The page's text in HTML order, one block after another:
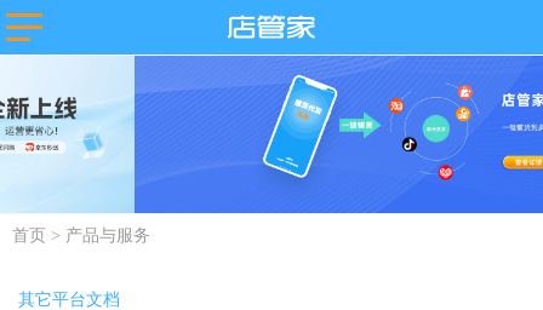
淘宝
天猫
抖店-即时零
售
淘工厂
抖店分销代
店管家厂商
代发
微盟
苏宁易购 值点
首页 > 产品与服务
其它平台文档